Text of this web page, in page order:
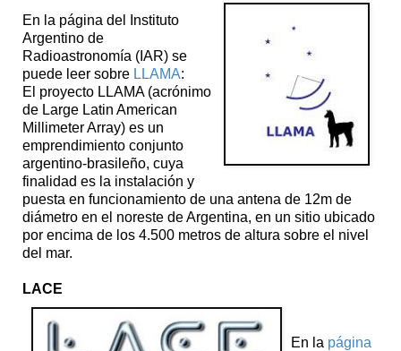
En la página del Instituto
Argentino de
Radioastronomía (IAR) se
puede leer sobre LLAMA:
El proyecto LLAMA (acrónimo
de Large Latin American
Millimeter Array) es un
emprendimiento conjunto
argentino-brasileño, cuya
finalidad es la instalación y
puesta en funcionamiento de una antena de 12m de
diámetro en el noreste de Argentina, en un sitio ubicado
por encima de los 4.500 metros de altura sobre el nivel
del mar.
LACE
En la página